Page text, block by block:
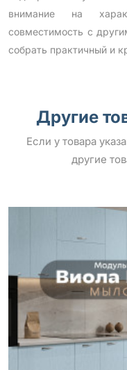
внимание на
совместимость с
собрать практичный и
Другие
Если у товара
другие